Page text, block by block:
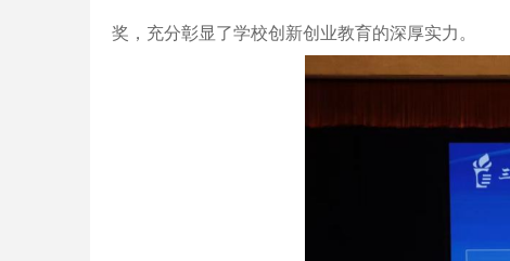
奖，充分彰显了学校创新创业教育的深厚实力。